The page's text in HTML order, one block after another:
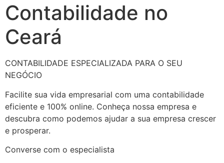
Contabilidade no
Ceará
CONTABILIDADE ESPECIALIZADA PARA O SEU
NEGÓCIO
Facilite sua vida empresarial com uma contabilidade
eficiente e 100% online. Conheça nossa empresa e
descubra como podemos ajudar a sua empresa crescer
e prosperar.
Converse com o especialista